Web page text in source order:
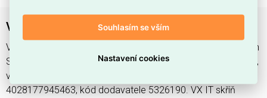
VX IT skříň Standard pro sítě, prosklené
VX IT skříň Standard pro sítě, prosklené najdete v kategoriích
Skříně, rozvodnice, Datový/serverový rozvaděč, Rozvodnice,
výkonové spínací a jistící prvky, výrobce Rittal, EAN
4028177945463, kód dodavatele 5326190. VX IT skříň
Souhlasím se vším
Nastavení cookies